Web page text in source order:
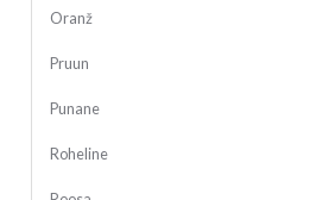
Oranž
Pruun
Punane
Roheline